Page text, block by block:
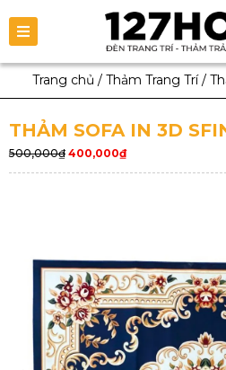
Trang chủ / Thảm Trang Trí/
THẢM SOFA IN 3D
500,000₫ 400,000₫